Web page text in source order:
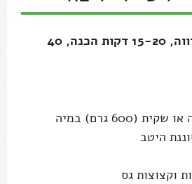
4 מנות, טבעוני/פרווה, 15-20 דקות הכנה, 40
500 גרם במיה טרייה או שקית (600 גרם) במיה
היטב